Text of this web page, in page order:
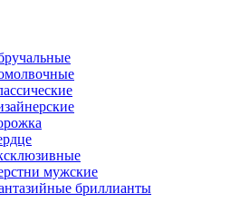
мужские
бриллианты